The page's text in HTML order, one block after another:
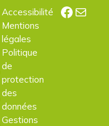
Accessibilité
Mentions
légales
Politique
de
protection
des
données
Gestions
E-mail